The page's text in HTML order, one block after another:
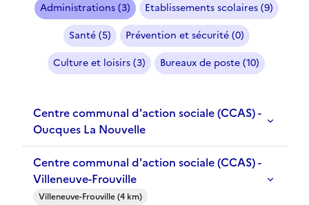
Administrations (3)
Etablissements scolaires (9)
Santé (5)
Prévention et sécurité (0)
Culture et loisirs (3)
Bureaux de poste (10)
Centre communal d'action sociale (CCAS) -
Oucques La Nouvelle
Centre communal d'action sociale (CCAS) -
Villeneuve-Frouville
Villeneuve-Frouville (4 km)